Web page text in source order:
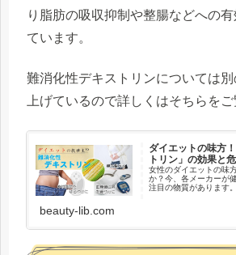
り脂肪の吸収抑制や整腸などへの
ています。
難消化性デキストリンについては別
上げているので詳しくはそちらをご
ダイエットの味方
トリン」の効果と
女性のダイエットの味
か？今、各メーカーが
注目の物質があります
ラダの余計な脂肪も減
ており、近年注目を浴
beauty-lib.com